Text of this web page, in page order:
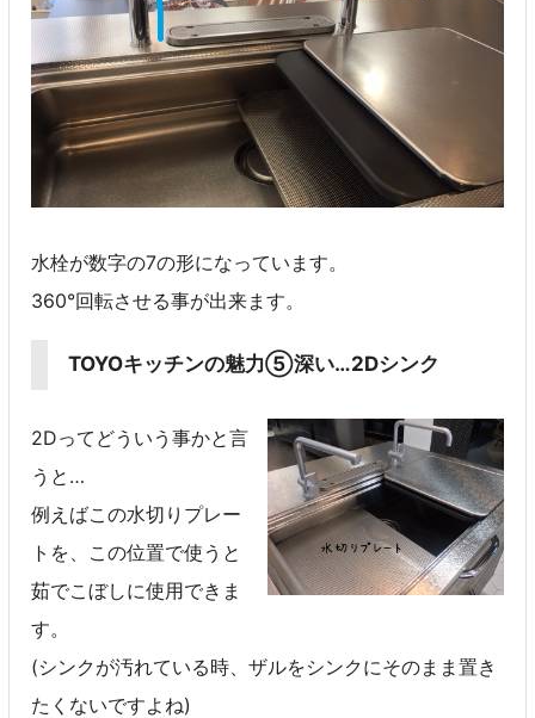
水栓が数字の7の形になっています。
360°回転させる事が出来ます。
TOYOキッチンの魅力⑤深い…2Dシンク
2Dってどういう事かと言
うと…
例えばこの水切りプレー
トを、この位置で使うと
茹でこぼしに使用できま
す。
(シンクが汚れている時、ザルをシンクにそのまま置き
たくないですよね)